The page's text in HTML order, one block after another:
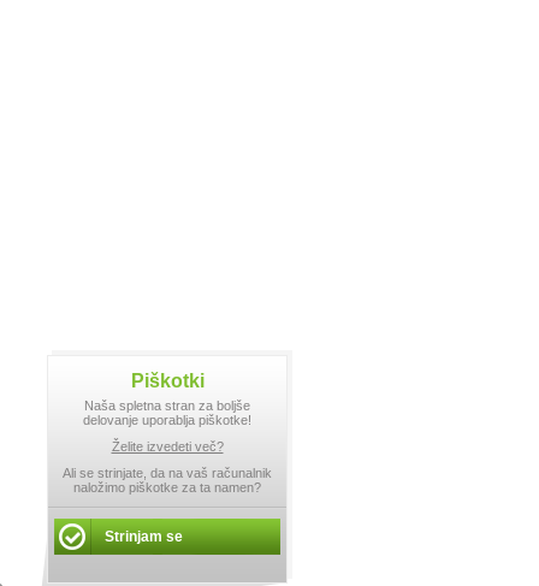
Piškotki
Naša spletna stran za boljše
delovanje uporablja piškotke!
Želite izvedeti več?
Ali se strinjate, da na vaš računalnik
naložimo piškotke za ta namen?
Strinjam se